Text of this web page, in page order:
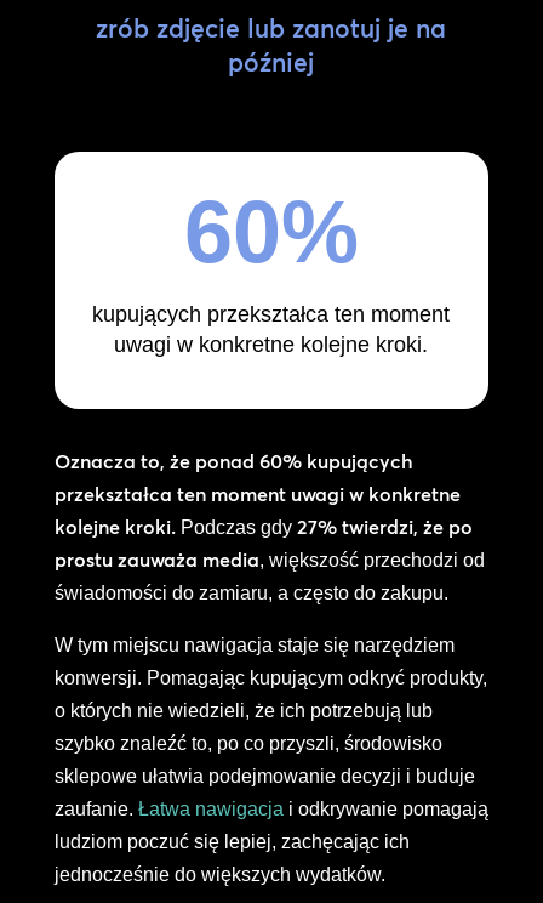
zrób zdjęcie lub zanotuj je na
później
60%
kupujących przekształca ten moment
uwagi w konkretne kolejne kroki.
Oznacza to, że ponad 60% kupujących
przekształca ten moment uwagi w konkretne
kolejne kroki.Podczas gdy 27% twierdzi, że po
prostu zauważa media, większość przechodzi od
świadomości do zamiaru, a często do zakupu.
W tym miejscu nawigacja staje się narzędziem
konwersji. Pomagając kupującym odkryć produkty,
o których nie wiedzieli, że ich potrzebują lub
szybko znaleźć to, po co przyszli, środowisko
sklepowe ułatwia podejmowanie decyzji i buduje
zaufanie. Łatwa nawigacja i odkrywanie pomagają
ludziom poczuć się lepiej, zachęcając ich
jednocześnie do większych wydatków.